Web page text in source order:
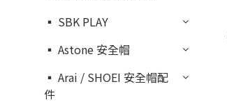
▪︎ SBK PLAY
▪︎ Astone 安全帽
▪︎ Arai / SHOEI 安全帽配
件